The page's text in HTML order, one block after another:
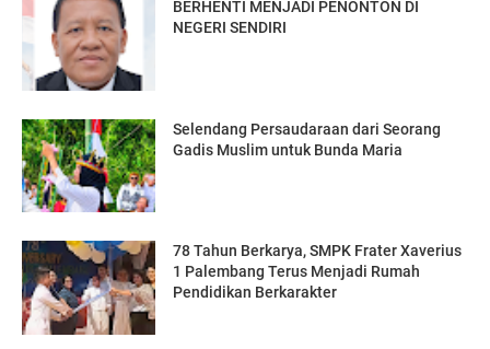
BERHENTI MENJADI PENONTON DI
NEGERI SENDIRI
Selendang Persaudaraan dari Seorang
Gadis Muslim untuk Bunda Maria
78 Tahun Berkarya, SMPK Frater Xaverius
1 Palembang Terus Menjadi Rumah
Pendidikan Berkarakter